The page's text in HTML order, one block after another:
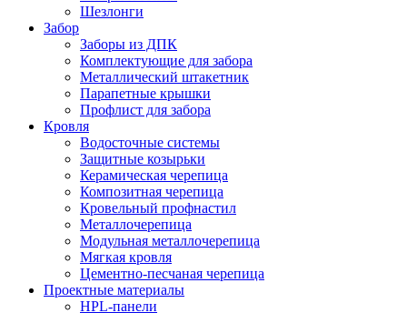
Шезлонги
Забор
Заборы из ДПК
Комплектующие для забора
Металлический штакетник
Парапетные крышки
Профлист для забора
Кровля
Водосточные системы
Защитные козырьки
Керамическая черепица
Композитная черепица
Кровельный профнастил
Металлочерепица
Модульная металлочерепица
Мягкая кровля
Цементно-песчаная черепица
Проектные материалы
HPL-панели